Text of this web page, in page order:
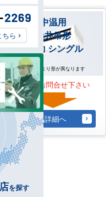
※能力により形が異なります
中温用
天井吊形
3馬力 シングル
価格はお問合せ下さい
商品詳細へ
2269
ら
を探す